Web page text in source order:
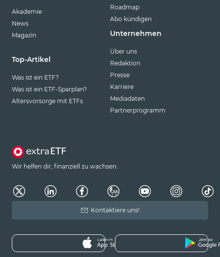
Akademie
News
Magazin
Top-Artikel
Was ist ein ETF?
Was ist ein ETF-Sparplan?
Altersvorsorge mit ETFs
Roadmap
Abo kündigen
Unternehmen
Über uns
Redaktion
Presse
Karriere
Mediadaten
Partnerprogramm
Wir helfen dir, finanziell zu wachsen.
Kontaktiere uns!